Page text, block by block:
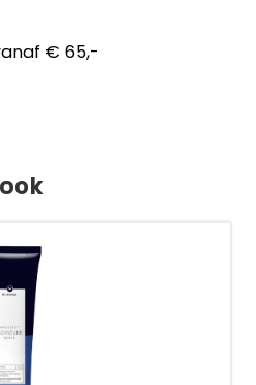
€ 65,-